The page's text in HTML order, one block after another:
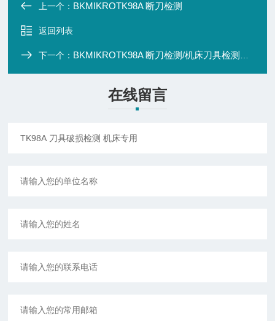
上一个： BKMIKROTK98A 断刀检测
返回列表
下一个： BKMIKROTK98A 断刀检测/机床刀具检测现货供应
在线留言